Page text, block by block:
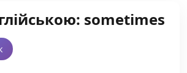
sometimes